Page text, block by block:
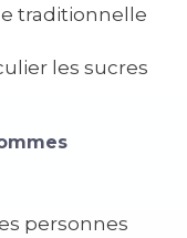
traditionnelle
les sucres
personnes